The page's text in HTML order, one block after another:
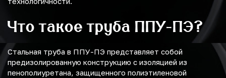
Что такое труба ППУ-ПЭ?
Стальная труба в ППУ-ПЭ представляет собой
предизолированную конструкцию с изоляцией из
пенополиуретана, защищенного полиэтиленовой